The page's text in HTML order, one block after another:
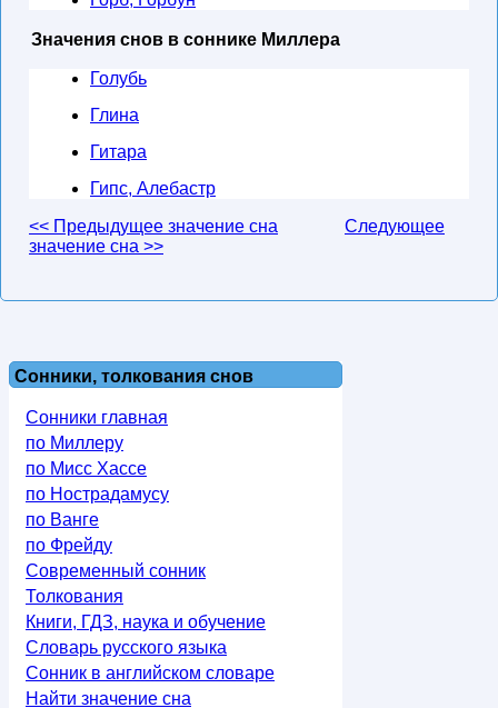
Значения снов в соннике Миллера
Голубь
Глина
Гитара
Гипс, Алебастр
<< Предыдущее значение сна
Следующее
значение сна >>
Сонники, толкования снов
Сонники главная
по Миллеру
по Мисс Хассе
по Нострадамусу
по Ванге
по Фрейду
Современный сонник
Толкования
Книги, ГДЗ, наука и обучение
Словарь русского языка
Сонник в английском словаре
Найти значение сна